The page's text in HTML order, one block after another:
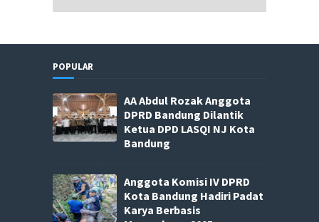
POPULAR
AA Abdul Rozak Anggota
DPRD Bandung Dilantik
Ketua DPD LASQI NJ Kota
Bandung
Anggota Komisi IV DPRD
Kota Bandung Hadiri Padat
Karya Berbasis